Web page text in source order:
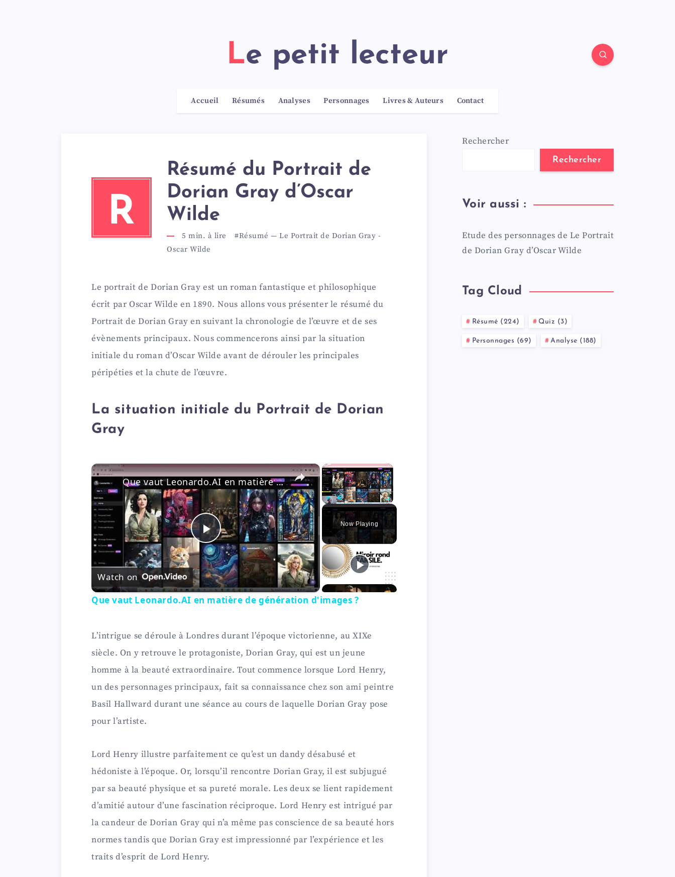
Le petit lecteur
Accueil Résumés Analyses Personnages Livres & Auteurs Contact
R
Résumé du Portrait de
Dorian Gray d’Oscar
Wilde
5 min. à lire #Résumé — Le Portrait de Dorian Gray -
Oscar Wilde
Le portrait de Dorian Gray est un roman fantastique et philosophique
écrit par Oscar Wilde en 1890. Nous allons vous présenter le résumé du
Portrait de Dorian Gray en suivant la chronologie de l’œuvre et de ses
évènements principaux. Nous commencerons ainsi par la situation
initiale du roman d’Oscar Wilde avant de dérouler les principales
péripéties et la chute de l’œuvre.
La situation initiale du Portrait de Dorian
Gray
×
Play Unmute Fullscreen
Now Playing
×
P
l
a
y
V
i
e
o
Que vaut Leonardo.AI en matière de génération d'images ?
Watch on
Que vaut Leonardo.AI en matière de génération d'images ?
L’intrigue se déroule à Londres durant l’époque victorienne, au XIXe
siècle. On y retrouve le protagoniste, Dorian Gray, qui est un jeune
homme à la beauté extraordinaire. Tout commence lorsque Lord Henry,
un des personnages principaux, fait sa connaissance chez son ami peintre
Basil Hallward durant une séance au cours de laquelle Dorian Gray pose
pour l’artiste.
Lord Henry illustre parfaitement ce qu’est un dandy désabusé et
hédoniste à l’époque. Or, lorsqu’il rencontre Dorian Gray, il est subjugué
par sa beauté physique et sa pureté morale. Les deux se lient rapidement
d’amitié autour d’une fascination réciproque. Lord Henry est intrigué par
la candeur de Dorian Gray qui n’a même pas conscience de sa beauté hors
normes tandis que Dorian Gray est impressionné par l’expérience et les
traits d’esprit de Lord Henry.
Rechercher
Rechercher
Voir aussi :
Etude des personnages de Le Portrait
de Dorian Gray d’Oscar Wilde
Tag Cloud
Résumé (224) Quiz (3)
Personnages (69) Analyse (188)